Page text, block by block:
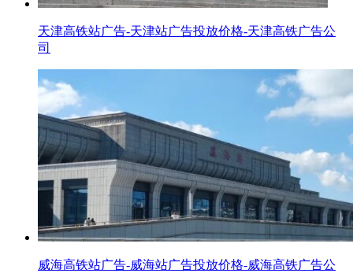
天津高铁站广告-天津站广告投放价格-天津高铁广告公
司
威海高铁站广告-威海站广告投放价格-威海高铁广告公